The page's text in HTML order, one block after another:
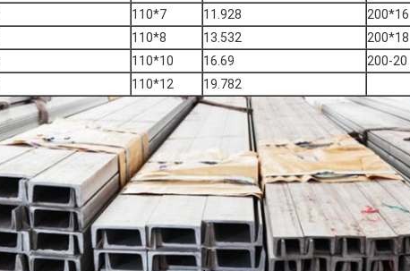
110*7 11.928 200*16
110*8 13.532 200*18
110*10 16.69 200-20
110*12 19.782